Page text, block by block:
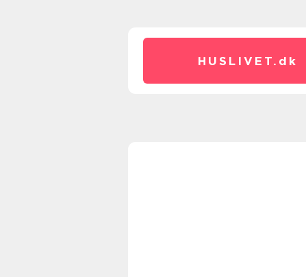
HUSLIVET. dk